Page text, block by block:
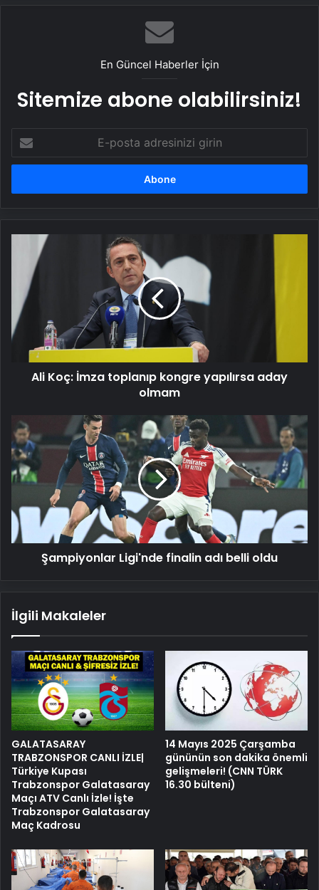
En Güncel Haberler İçin
Sitemize abone olabilirsiniz!
posta
adresinizi
toplanıp
kongre
yapılırsa
aday
olmam
Ali Koç: İmza toplanıp kongre yapılırsa aday
olmam
Şampiyonlar
Ligi'nde
finalin
adı
belli
Şampiyonlar Ligi'nde finalin adı belli oldu
İlgili Makaleler
GALATASARAY
TRABZONSPOR CANLI İZLE|
Türkiye Kupası
Trabzonspor Galatasaray
Maçı ATV Canlı İzle! İşte
Trabzonspor Galatasaray
Maç Kadrosu
14 Mayıs 2025 Çarşamba
gününün son dakika önemli
gelişmeleri! (CNN TÜRK
16.30 bülteni)